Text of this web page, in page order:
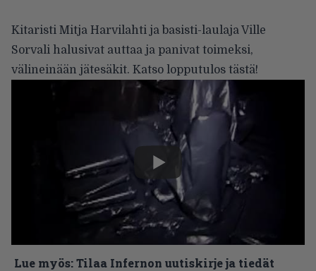
Kitaristi Mitja Harvilahti ja basisti-laulaja Ville
Sorvali halusivat auttaa ja panivat toimeksi,
välineinään jätesäkit. Katso lopputulos tästä!
Lue myös:Tilaa Infernon uutiskirje ja tiedät